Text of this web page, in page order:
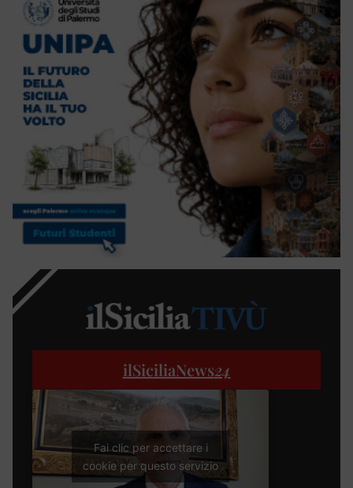
ilSiciliaNews24
Fai clic per accettare i
cookie per questo servizio